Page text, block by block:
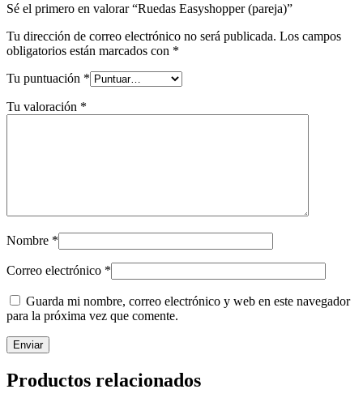
Sé el primero en valorar “Ruedas Easyshopper (pareja)”
Tu dirección de correo electrónico no será publicada. Los campos
obligatorios están marcados con *
Tu puntuación *
Tu valoración *
Nombre *
Correo electrónico *
Guarda mi nombre, correo electrónico y web en este navegador
para la próxima vez que comente.
Productos relacionados